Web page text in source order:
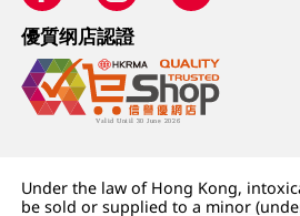
優質纲店認證
Under the law of Hong Kong,
be sold or supplied to a minor